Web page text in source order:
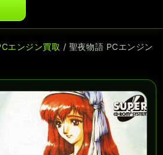
エンジン買取 / 聖夜物語 PCエンジン